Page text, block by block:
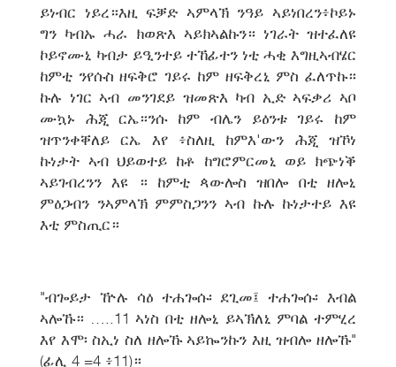
ይነብር ነይረ።እዚ ፍቓድ ኣምላኽ ንዓይ ኣይነበረን፥ኮይኑ
ግን ካብኡ ሓራ ክወጽእ ኣይክኣልኩን። ነገራት ዝተፈለዩ
ኮይኖሙኒ ካብታ ይዒንተይ ተኸፊተን ነቲ ሓቂ እግዚኣብሄር
ከምቲ ንየሱስ ዘፍቅሮ ገይሩ ከም ዘፍቅረኒ ምስ ፈለጥኩ።
ኩሉ ነገር ኣብ መንገደይ ዝመጽእ ካብ ኢድ ኣፍቃሪ ኣቦ
ሙኳኑ ሕጂ ርኤ።ንሱ ከም ብሌን ይዕንቱ ገይሩ ከም
ዝጥንቀቐለይ ርኤ እየ ፥ስለዚ ከምእ'ውን ሕጂ ዝኾነ
ኩነታት ኣብ ህይወተይ ከቶ ከግሮምርመኒ ወይ ክጭነቕ
ኣይገብረንን እዩ ። ከምቲ ጳውሎስ ዝበሎ በቲ ዘሎኒ
ምዕጋብን ንኣምላኽ ምምስጋንን ኣብ ኩሉ ኩነታተይ እዩ
እቲ ምስጢር።
"ብጐይታ ዅሉ ሳዕ ተሐጐሱ፡ ደጊመ፤ ተሐጐሱ፡ እብል
ኣሎኹ። …..11 ኣነስ በቲ ዘሎኒ ይኣኽለኒ ምባል ተምሂረ
እየ እሞ፡ ስኢነ ስለ ዘሎኹ ኣይኰንኩን እዚ ዝብሎ ዘሎኹ"
(ፊሊ 4 =4 ፥11)።